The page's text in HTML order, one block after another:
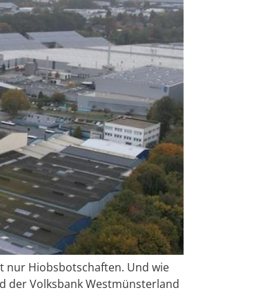
nur Hiobsbotschaften. Und wie
der Volksbank Westmünsterland